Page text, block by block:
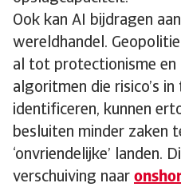
Ook kan AI bijdragen
wereldhandel.
al tot protectionisme en
algoritmen die risico’s
identificeren, kunnen
besluiten minder zaken
‘onvriendelijke’ landen.
verschuiving naar